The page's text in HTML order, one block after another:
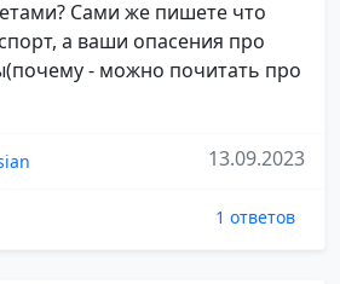
Сами же пишете что
а ваши опасения про
- можно почитать про
13.09.2023
1 ответов